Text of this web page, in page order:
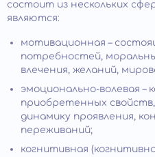
состоит из нескольких
являются:
мотивационная –
потребностей,
влечения, желаний,
эмоционально-волевая –
приобретенных
динамику проявления,
переживаний;
когнитивная